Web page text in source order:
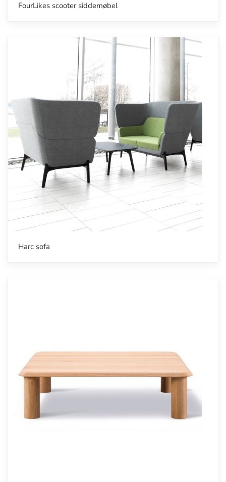
FourLikes scooter siddemøbel
Harc sofa